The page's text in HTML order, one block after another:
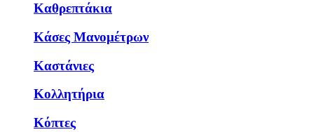
Καθρεπτάκια
Κάσες Μανομέτρων
Καστάνιες
Κολλητήρια
Κόπτες